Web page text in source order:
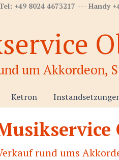
+49 8024 4673217 --- Handy
um Akkordeon,
Ketron
rund ums